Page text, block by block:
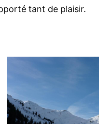
tant de plaisir.